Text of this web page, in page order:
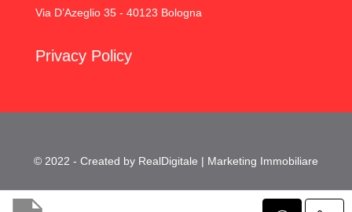
Via D’Azeglio 35 - 40123 Bologna
Privacy Policy
© 2022 - Created by RealDigitale | Marketing Immobiliare